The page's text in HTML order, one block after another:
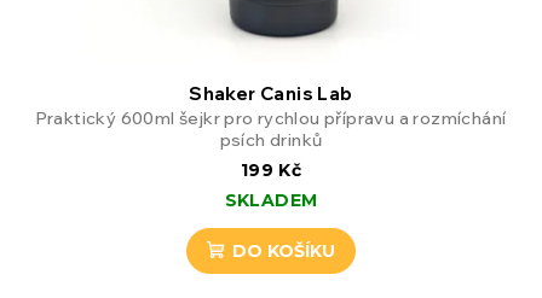
Shaker Canis Lab
Praktický 600ml šejkr pro rychlou přípravu a rozmíchání
psích drinků
199 Kč
SKLADEM
DO KOŠÍKU